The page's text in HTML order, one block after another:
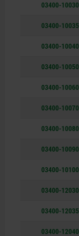
03400-10030
03400-10035
03400-10040
03400-10050
03400-10060
03400-10070
03400-10080
03400-10090
03400-10100
03400-12030
03400-12035
03400-12040